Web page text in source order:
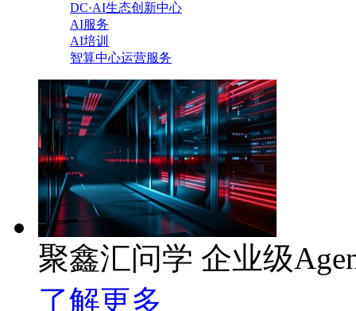
DC·AI生态创新中心
AI服务
AI培训
智算中心运营服务
聚鑫汇问学 企业级
了解更多